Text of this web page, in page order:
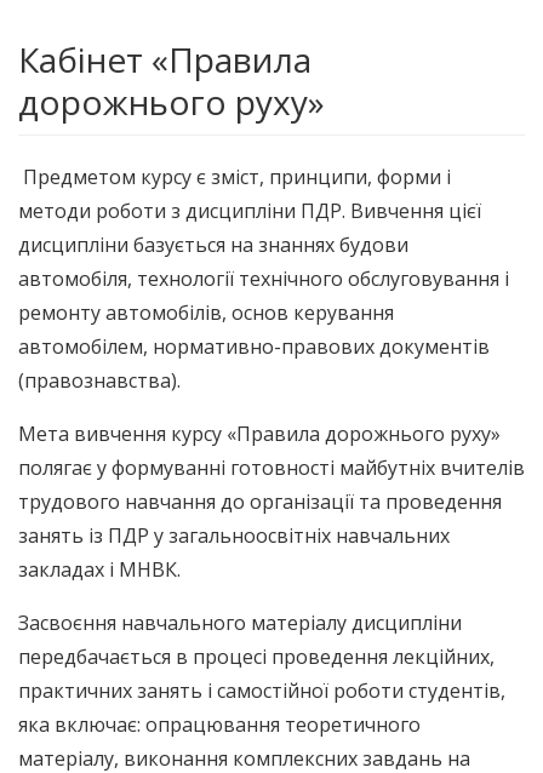
Кабінет «Правила
дорожнього руху»
Предметом курсу є зміст, принципи, форми і
методи роботи з дисципліни ПДР. Вивчення цієї
дисципліни базується на знаннях будови
автомобіля, технології технічного обслуговування і
ремонту автомобілів, основ керування
автомобілем, нормативно-правових документів
(правознавства).
Мета вивчення курсу «Правила дорожнього руху»
полягає у формуванні готовності майбутніх вчителів
трудового навчання до організації та проведення
занять із ПДР у загальноосвітніх навчальних
закладах і МНВК.
Засвоєння навчального матеріалу дисципліни
передбачається в процесі проведення лекційних,
практичних занять і самостійної роботи студентів,
яка включає: опрацювання теоретичного
матеріалу, виконання комплексних завдань на